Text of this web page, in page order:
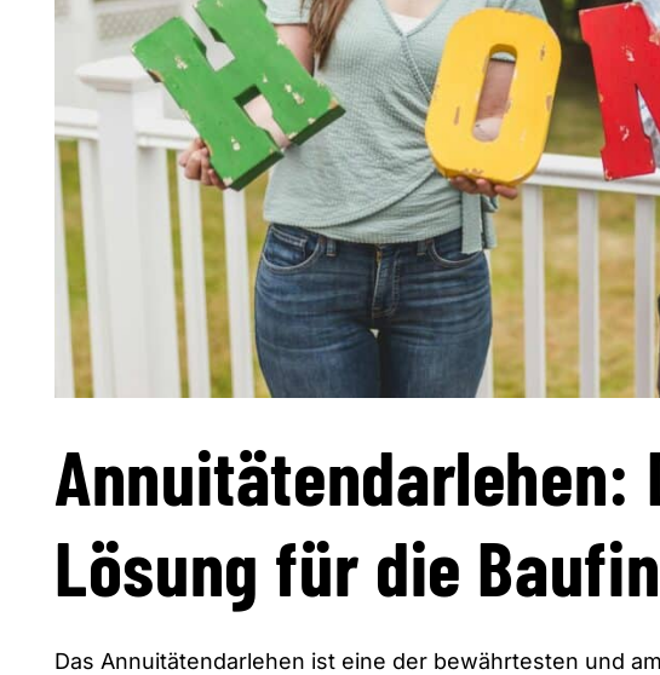
Annuitätendarlehen:
Lösung für die
Das Annuitätendarlehen ist eine der bewährtesten und